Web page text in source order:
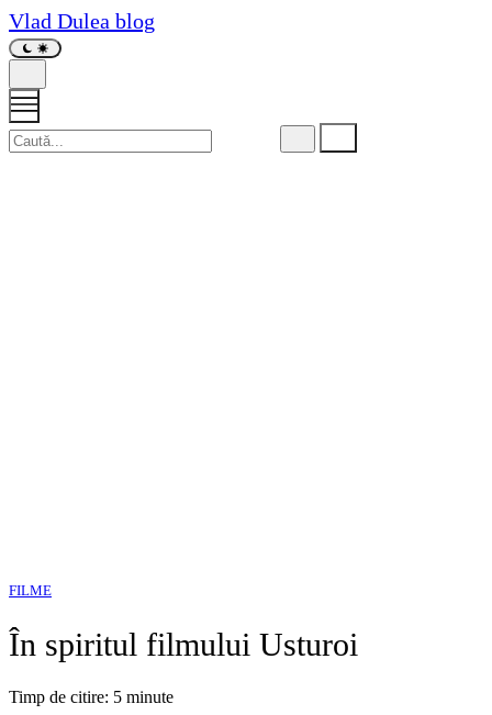
Vlad Dulea blog
FILME
În spiritul filmului Usturoi
Timp de citire: 5 minute